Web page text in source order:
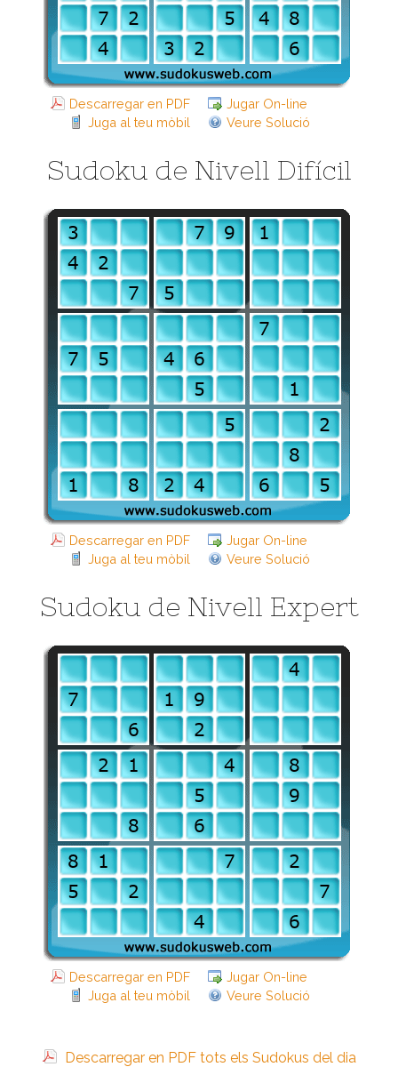
Descarregar en PDF
Jugar On-line
Juga al teu mòbil
Veure Solució
Sudoku de Nivell Difícil
Descarregar en PDF
Jugar On-line
Juga al teu mòbil
Veure Solució
Sudoku de Nivell Expert
Descarregar en PDF
Jugar On-line
Juga al teu mòbil
Veure Solució
Descarregar en PDF tots els Sudokus del dia